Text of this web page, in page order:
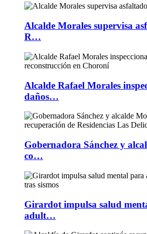
Alcalde Morales supervisa
R…
Alcalde Rafael Morales
daños…
Gobernadora Sánchez y
co…
Girardot impulsa salud
adult…